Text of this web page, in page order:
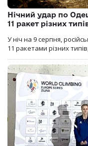
Нічний удар по
11 ракет різних
У ніч на 9 серпня,
11 ракетами різних